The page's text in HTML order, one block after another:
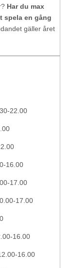
Har du max
spela en gång
gäller året
22.00
16.00
17.00
17.00
16.00
16.00